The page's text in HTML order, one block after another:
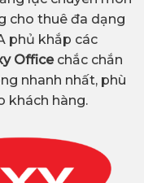
cho thuê đa dạng
phủ khắp các
Office chắc chắn
nhanh nhất, phù
khách hàng.